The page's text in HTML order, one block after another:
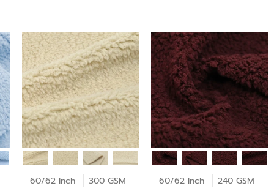
60/62 Inch 300 GSM 60/62 Inch 240 GSM